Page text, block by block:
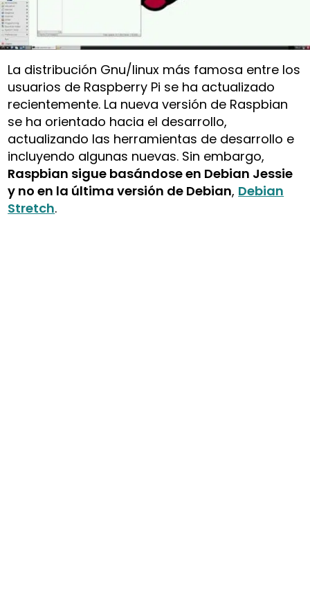
La distribución Gnu/linux más famosa entre los
usuarios de Raspberry Pi se ha actualizado
recientemente. La nueva versión de Raspbian
se ha orientado hacia el desarrollo,
actualizando las herramientas de desarrollo e
incluyendo algunas nuevas. Sin embargo,
Raspbian sigue basándose en Debian Jessie
y no en la última versión de Debian, Debian
Stretch.